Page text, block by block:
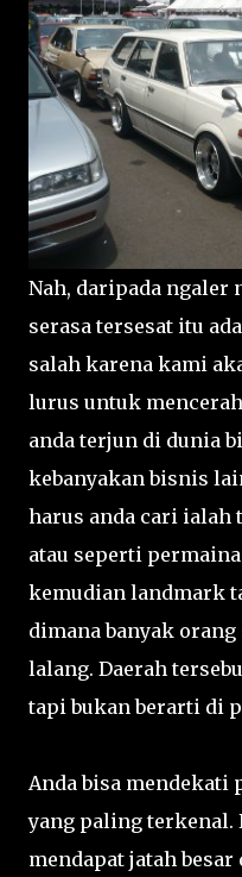
Nah, daripada ngaler
serasa tersesat itu
salah karena kami
lurus untuk
anda terjun di dunia
kebanyakan bisnis
harus anda cari ialah
atau seperti
kemudian landmark
dimana banyak
lalang. Daerah
tapi bukan berarti di
Anda bisa mendekati
yang paling terkenal.
mendapat jatah